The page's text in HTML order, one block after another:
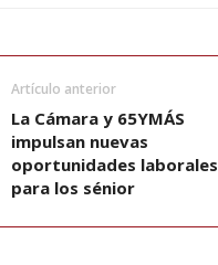
Artículo anterior
La Cámara y 65YMÁS
impulsan nuevas
oportunidades laborales
para los sénior